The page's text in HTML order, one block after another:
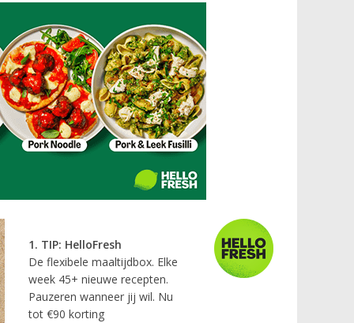
1. TIP: HelloFresh
De flexibele maaltijdbox. Elke
week 45+ nieuwe recepten.
Pauzeren wanneer jij wil. Nu
tot €90 korting